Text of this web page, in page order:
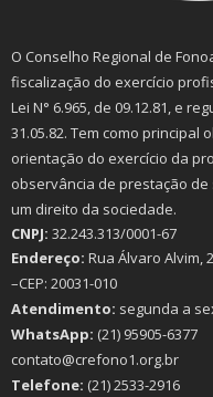
O Conselho Regional de
fiscalização do exercício
Lei N° 6.965, de 09.12.81, e
31.05.82. Tem como
orientação do exercício da
observância de prestação
um direito da sociedade.
CNPJ: 32.243.313/0001-67
Endereço: Rua Álvaro Alvim,
–CEP: 20031-010
Atendimento: segunda a
WhatsApp: (21) 95905-6377
contato@crefono1.org.br
Telefone: (21) 2533-2916